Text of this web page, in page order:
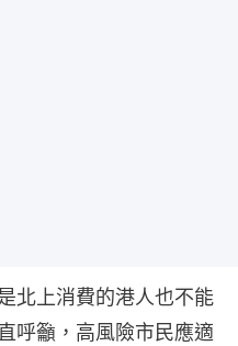
北上消費的港人也不能
呼籲，高風險市民應適